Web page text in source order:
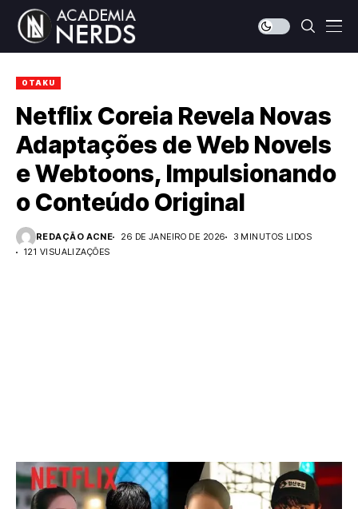
OTAKU
Netflix Coreia Revela Novas
Adaptações de Web Novels
e Webtoons, Impulsionando
o Conteúdo Original
REDAÇÃO ACNE 26 DE JANEIRO DE 2026
3 MINUTOS LIDOS
121 VISUALIZAÇÕES